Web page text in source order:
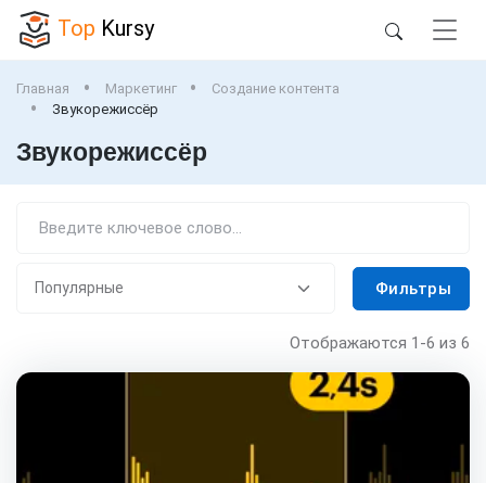
Top Kursy
Главная Маркетинг
Создание контента
Звукорежиссёр
Звукорежиссёр
Фильтры
Отображаются 1-6 из 6